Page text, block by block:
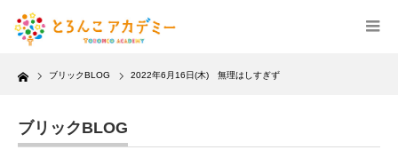
Home ブリックBLOG 2022年6月16日(木) 無理はしすぎず
ブリックBLOG